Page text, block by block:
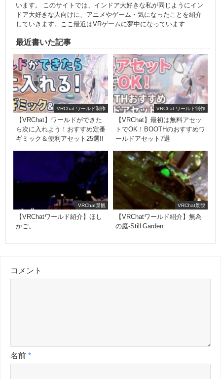
います。 このサイトでは、インドア大好きな私が同じようにイン
ドア大好きな人向けに、アニメやゲーム・気になったことを紹介
していきます。ここ最近はVRゲームに夢中になっています
最近書いた記事
VRChat ワールド制作
【VRChat】ワールドができた
ら次に入れよう！おすすめ定番
ギミック＆便利アセット25選!!
VRChat ワールド制作
【VRChat】最初は無料アセッ
トでOK！BOOTHのおすすめワ
ールドアセット7選
VRChat景観
【VRChatワールド紹介】ほし
かご。
VRChat景観
【VRChatワールド紹介】無為
の庭-Still Garden
コメント
名前 *